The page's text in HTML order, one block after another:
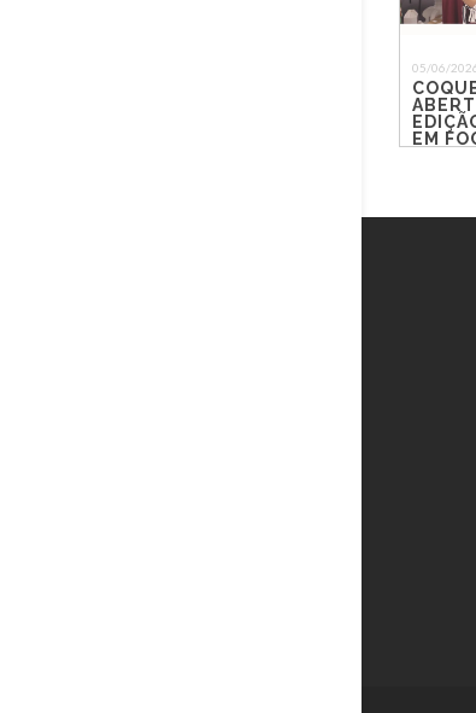
05/06/
EM